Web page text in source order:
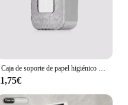
1,75€